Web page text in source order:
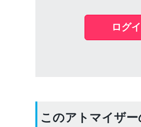
ログ
このアトマイザ